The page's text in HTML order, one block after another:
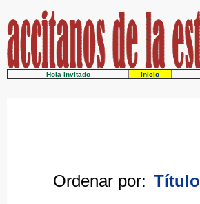
Hola invitado Inicio
Ordenar por: Título